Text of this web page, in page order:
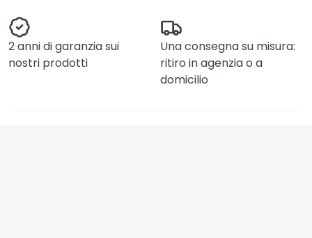
2 anni di garanzia sui
nostri prodotti
Una consegna su misura:
ritiro in agenzia o a
domicilio